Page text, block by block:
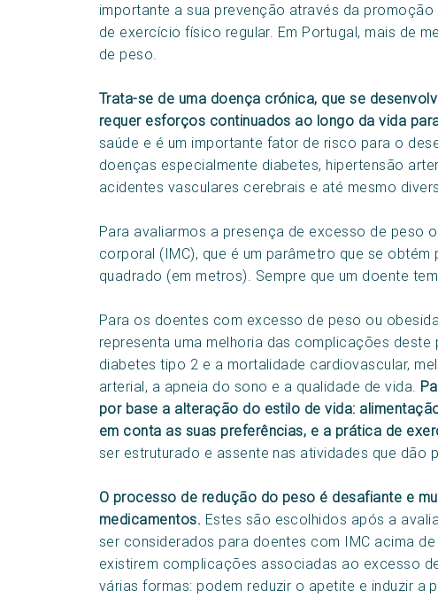
importante a sua prevenção através da
de exercício físico regular. Em Portugal, mais de
de peso.
Trata-se de uma doença crónica, que se
requer esforços continuados ao longo da vida
saúde e é um importante fator de risco para o
doenças especialmente diabetes, hipertensão
acidentes vasculares cerebrais e até mesmo
Para avaliarmos a presença de excesso de peso
corporal (IMC), que é um parâmetro que se
quadrado (em metros). Sempre que um doente
Para os doentes com excesso de peso ou
representa uma melhoria das complicações
diabetes tipo 2 e a mortalidade cardiovascular,
arterial, a apneia do sono e a qualidade de vida.
por base a alteração do estilo de vida:
em conta as suas preferências, e a prática de
ser estruturado e assente nas atividades que dão
O processo de redução do peso é desafiante e
medicamentos. Estes são escolhidos após a
ser considerados para doentes com IMC acima
existirem complicações associadas ao excesso
várias formas: podem reduzir o apetite e induzir a